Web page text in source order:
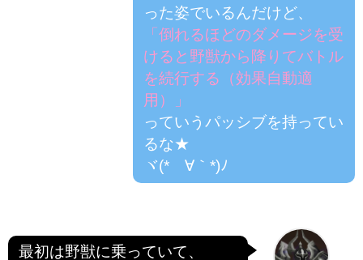
った姿でいるんだけど、
「倒れるほどのダメージを受
けると野獣から降りてバトル
を続行する（効果自動適
用）」
っていうパッシブを持ってい
るな★
ヾ(*´∀｀*)ﾉ
最初は野獣に乗っていて、